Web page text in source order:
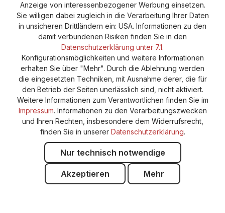
Anzeige von interessenbezogener Werbung einsetzen.
Sie willigen dabei zugleich in die Verarbeitung Ihrer Daten
in unsicheren Drittländern ein: USA. Informationen zu den
damit verbundenen Risiken finden Sie in den
Datenschutzerklärung unter 7.1.
Konfigurationsmöglichkeiten und weitere Informationen
erhalten Sie über "Mehr". Durch die Ablehnung werden
die eingesetzten Techniken, mit Ausnahme derer, die für
den Betrieb der Seiten unerlässlich sind, nicht aktiviert.
Weitere Informationen zum Verantwortlichen finden Sie im
Impressum. Informationen zu den Verarbeitungszwecken
und Ihren Rechten, insbesondere dem Widerrufsrecht,
finden Sie in unserer Datenschutzerklärung.
Nur technisch notwendige
Akzeptieren Mehr